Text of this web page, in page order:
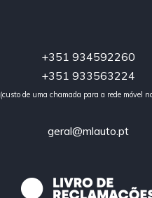
+351 934592260
+351 933563224
(custo de uma chamada para a rede móvel
geral@mlauto.pt